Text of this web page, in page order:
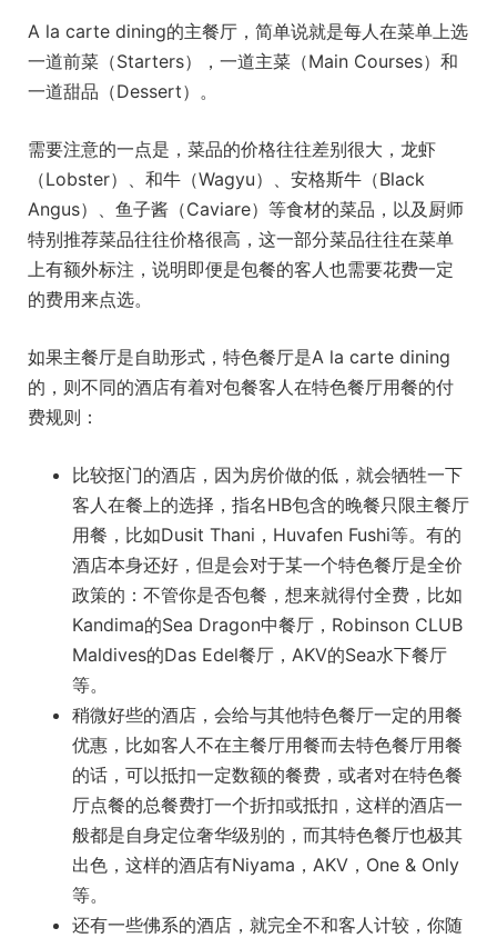
A la carte dining的主餐厅，简单说就是每人在菜单上选
一道前菜（Starters），一道主菜（Main Courses）和
一道甜品（Dessert）。
需要注意的一点是，菜品的价格往往差别很大，龙虾
（Lobster）、和牛（Wagyu）、安格斯牛（Black
Angus）、鱼子酱（Caviare）等食材的菜品，以及厨师
特别推荐菜品往往价格很高，这一部分菜品往往在菜单
上有额外标注，说明即便是包餐的客人也需要花费一定
的费用来点选。
如果主餐厅是自助形式，特色餐厅是A la carte dining
的，则不同的酒店有着对包餐客人在特色餐厅用餐的付
费规则：
比较抠门的酒店，因为房价做的低，就会牺牲一下
客人在餐上的选择，指名HB包含的晚餐只限主餐厅
用餐，比如Dusit Thani，Huvafen Fushi等。有的
酒店本身还好，但是会对于某一个特色餐厅是全价
政策的：不管你是否包餐，想来就得付全费，比如
Kandima的Sea Dragon中餐厅，Robinson CLUB
Maldives的Das Edel餐厅，AKV的Sea水下餐厅
等。
稍微好些的酒店，会给与其他特色餐厅一定的用餐
优惠，比如客人不在主餐厅用餐而去特色餐厅用餐
的话，可以抵扣一定数额的餐费，或者对在特色餐
厅点餐的总餐费打一个折扣或抵扣，这样的酒店一
般都是自身定位奢华级别的，而其特色餐厅也极其
出色，这样的酒店有Niyama，AKV，One & Only
等。
还有一些佛系的酒店，就完全不和客人计较，你随